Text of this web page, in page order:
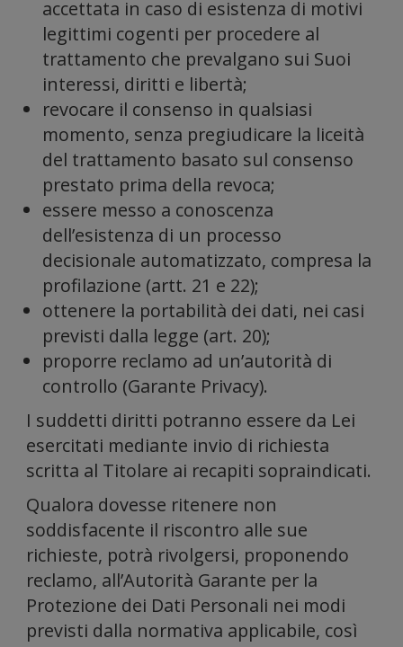
accettata in caso di esistenza di motivi
legittimi cogenti per procedere al
trattamento che prevalgano sui Suoi
interessi, diritti e libertà;
revocare il consenso in qualsiasi
momento, senza pregiudicare la liceità
del trattamento basato sul consenso
prestato prima della revoca;
essere messo a conoscenza
dell’esistenza di un processo
decisionale automatizzato, compresa la
profilazione (artt. 21 e 22);
ottenere la portabilità dei dati, nei casi
previsti dalla legge (art. 20);
proporre reclamo ad un’autorità di
controllo (Garante Privacy).
I suddetti diritti potranno essere da Lei
esercitati mediante invio di richiesta
scritta al Titolare ai recapiti sopraindicati.
Qualora dovesse ritenere non
soddisfacente il riscontro alle sue
richieste, potrà rivolgersi, proponendo
reclamo, all’Autorità Garante per la
Protezione dei Dati Personali nei modi
previsti dalla normativa applicabile, così
per i